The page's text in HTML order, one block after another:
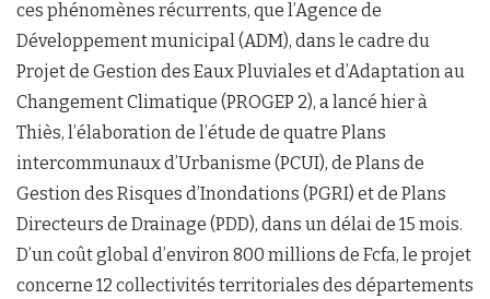
ces phénomènes récurrents, que l’Agence de
Développement municipal (ADM), dans le cadre du
Projet de Gestion des Eaux Pluviales et d’Adaptation au
Changement Climatique (PROGEP 2), a lancé hier à
Thiès, l’élaboration de l’étude de quatre Plans
intercommunaux d’Urbanisme (PCUI), de Plans de
Gestion des Risques d’Inondations (PGRI) et de Plans
Directeurs de Drainage (PDD), dans un délai de 15 mois.
D’un coût global d’environ 800 millions de Fcfa, le projet
concerne 12 collectivités territoriales des départements